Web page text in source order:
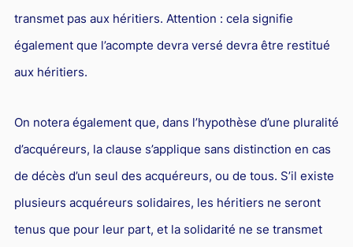
transmet pas aux héritiers. Attention : cela signifie
également que l’acompte devra versé devra être restitué
aux héritiers.
On notera également que, dans l’hypothèse d’une pluralité
d’acquéreurs, la clause s’applique sans distinction en cas
de décès d’un seul des acquéreurs, ou de tous. S’il existe
plusieurs acquéreurs solidaires, les héritiers ne seront
tenus que pour leur part, et la solidarité ne se transmet